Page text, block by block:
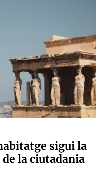
sigui la
la ciutadania